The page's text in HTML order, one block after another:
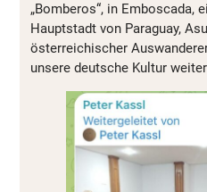
„Bomberos“, in Emboscada,
Hauptstadt von Paraguay,
österreichischer
unsere deutsche Kultur